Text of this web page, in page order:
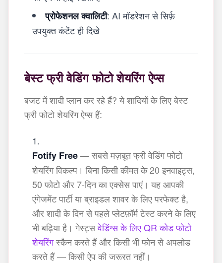
प्रोफेशनल क्वालिटी: AI मॉडरेशन से सिर्फ़
उपयुक्त कंटेंट ही दिखे
बेस्ट फ्री वेडिंग फोटो शेयरिंग ऐप्स
बजट में शादी प्लान कर रहे हैं? ये शादियों के लिए बेस्ट
फ्री फोटो शेयरिंग ऐप्स हैं:
Fotify Free— सबसे मज़बूत फ्री वेडिंग फोटो
शेयरिंग विकल्प। बिना किसी कीमत के 20 इनवाइट्स,
50 फोटो और 7-दिन का एक्सेस पाएं। यह आपकी
एंगेजमेंट पार्टी या ब्राइडल शावर के लिए परफेक्ट है,
और शादी के दिन से पहले प्लेटफ़ॉर्म टेस्ट करने के लिए
भी बढ़िया है। गेस्ट्सवेडिंग्स के लिए QR कोड फोटो
शेयरिंगस्कैन करते हैं और किसी भी फोन से अपलोड
करते हैं — किसी ऐप की जरूरत नहीं।